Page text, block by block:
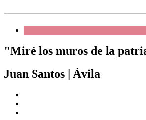
"Miré los muros de la
Juan Santos
Ávila